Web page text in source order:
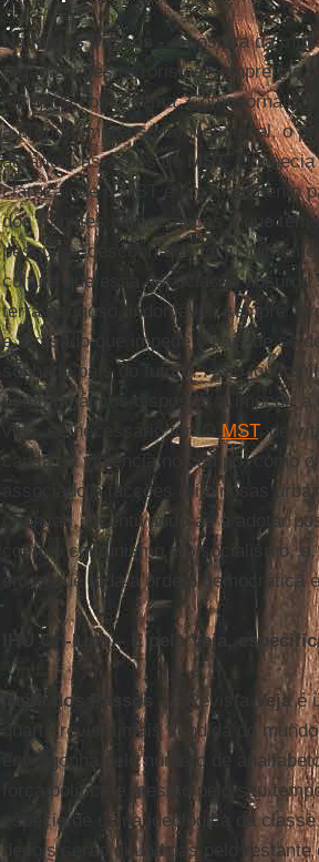
Najla dos Passos - A postura da
organizações terroristas sempre me
intrigada com o tema. Como
a própria imprensa convencional, o
agrários, as ações do MST .
clareza que o MST é um movimento
dos trâmites democráticos a que
pesquisa, descobri que foi
cultura que essa associação
terra perigoso, indomável, sempre
e atrasado que impede o país de se
sonhado país do futuro... são loucos
como fanáticos dispostos a impedir
vida, se necessário for. OMST, de
causa da violência no campo, como
associado a facções criminosas
crianças, incentivando-as a adotar
como o comunismo e o socialismo,
em xeque toda a ordem democrática
IHU On-Line – E pela Veja,
Najla dos Passos - A Revista Vejaé
quarta revista mais vendida do
envergonha pelo número de
força política e mesmo pelo seu
espécie de usina ideológica da
depois serão difundidas pelo